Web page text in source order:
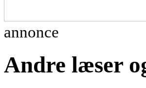
annonce
Andre læser